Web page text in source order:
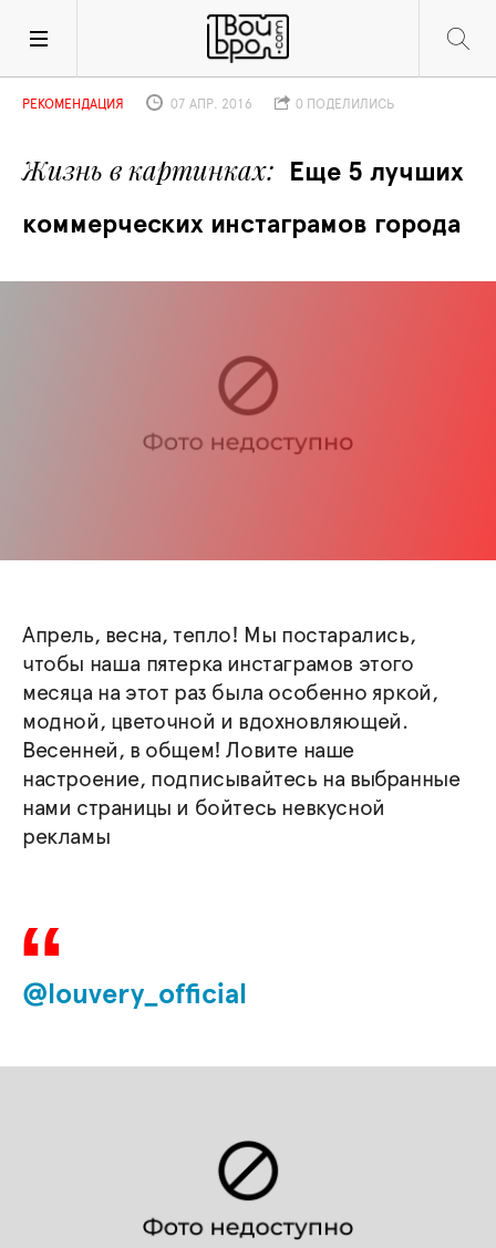
Жизнь в картинках
Еще 5 лучших
коммерческих инстаграмов города
РЕКОМЕНДАЦИЯ 07 АПР. 2016 0 ПОДЕЛИЛИСЬ
Апрель, весна, тепло! Мы постарались,
чтобы наша пятерка инстаграмов этого
месяца на этот раз была особенно яркой,
модной, цветочной и вдохновляющей.
Весенней, в общем! Ловите наше
настроение, подписывайтесь на выбранные
нами страницы и бойтесь невкусной
рекламы
@louvery_official